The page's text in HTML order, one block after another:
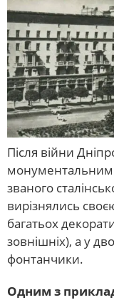
Після війни
званого
вирізнялись
багатьох
зовнішніх), а у
фонтанчики.
Одним з